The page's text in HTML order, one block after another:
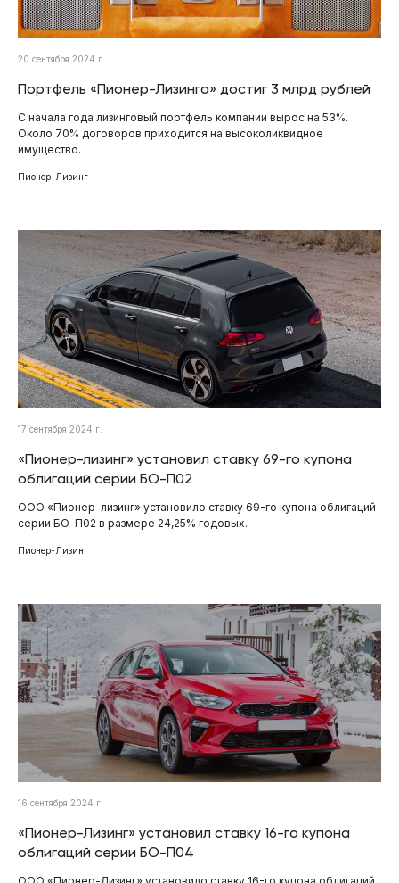
20 сентября 2024 г.
Портфель «Пионер-Лизинга» достиг 3 млрд рублей
С начала года лизинговый портфель компании вырос на 53%.
Около 70% договоров приходится на высоколиквидное
имущество.
Пионер-Лизинг
17 сентября 2024 г.
«Пионер-лизинг» установил ставку 69-го купона
облигаций серии БО-П02
ООО «Пионер-лизинг» установило ставку 69-го купона облигаций
серии БО-П02 в размере 24,25% годовых.
Пионер-Лизинг
16 сентября 2024 г.
«Пионер-Лизинг» установил ставку 16-го купона
облигаций серии БО-П04